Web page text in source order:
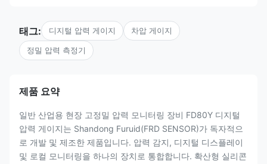
태그: 디지털 압력 게이지 차압 게이지
정밀 압력 측정기
제품 요약
일반 산업용 현장 고정밀 압력 모니터링 장비 FD80Y 디지털
압력 게이지는 Shandong Furuid(FRD SENSOR)가 독자적으
로 개발 및 제조한 제품입니다. 압력 감지, 디지털 디스플레이
및 로컬 모니터링을 하나의 장치로 통합합니다. 확산형 실리콘